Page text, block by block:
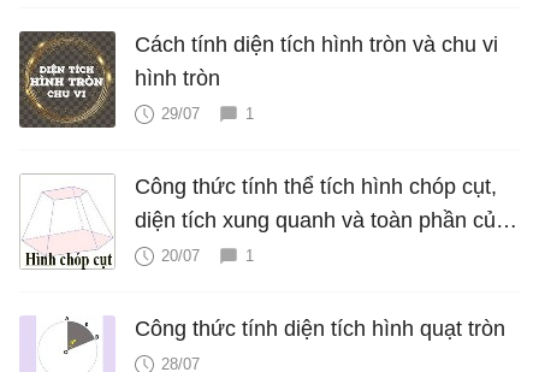
Cách tính diện tích hình tròn và chu vi
hình tròn
29/07 1
Công thức tính thể tích hình chóp cụt,
diện tích xung quanh và toàn phần của
hình chóp cụt
20/07 1
Công thức tính diện tích hình quạt tròn
28/07